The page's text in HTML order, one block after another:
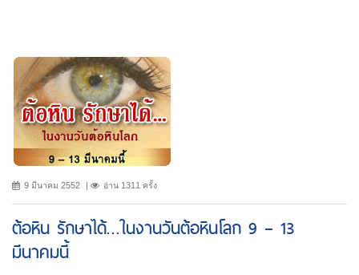
9 มีนาคม 2552 อ่าน 1311 ครั้ง
ต้อหิน รักษาได้…ในงานวันต้อหินโลก 9 – 13
มีนาคมนี้